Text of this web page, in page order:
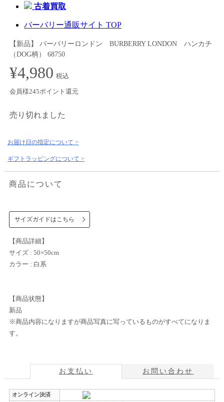
古着買取
バーバリー通販サイト TOP
【新品】 バーバリーロンドン BURBERRY LONDON ハンカチ
（DOG柄） 68750
¥4,980 税込
会員様245ポイント還元
売り切れました
お届け日の指定について >
ギフトラッピングについて >
商品について
サイズガイドはこちら
【商品詳細】
サイズ : 50×50cm
カラー : 白系
【商品状態】
新品
※商品内容になりますが商品写真に写っているものがすべてになりま
す。
お支払い お問い合わせ
オンライン決済